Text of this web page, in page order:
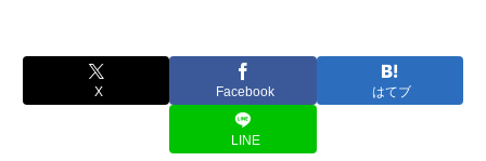
X Facebook はてブ
LINE